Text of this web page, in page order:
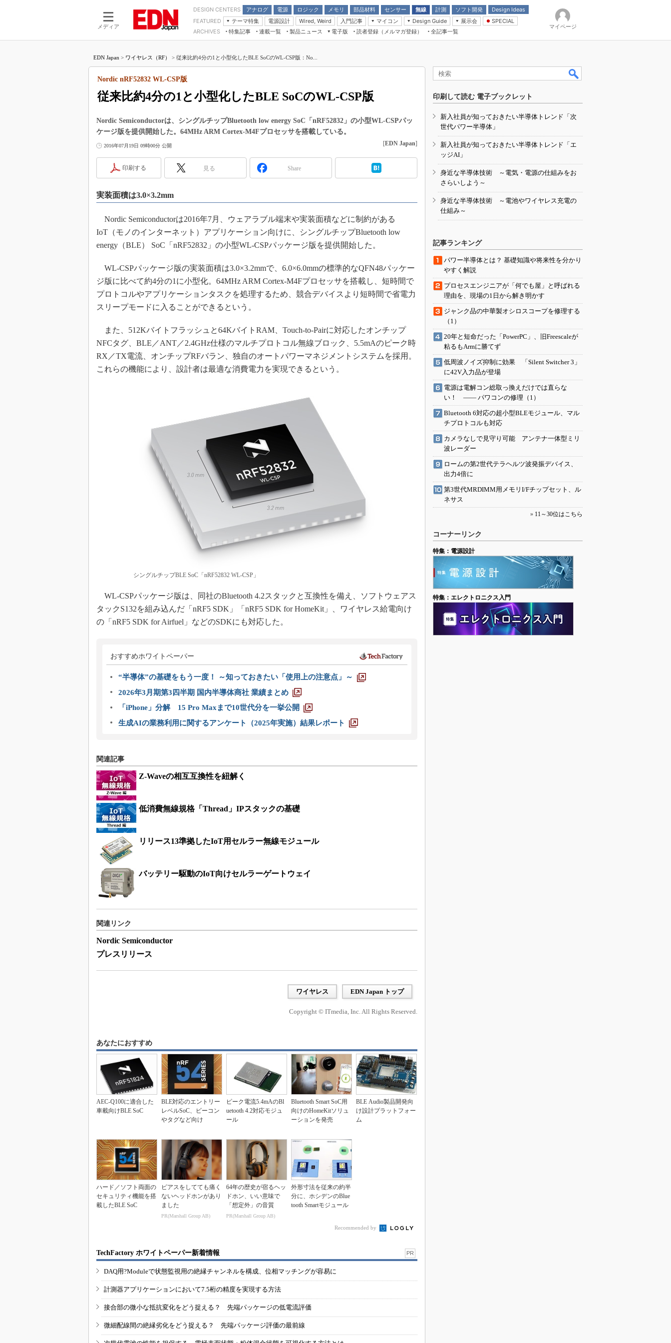
メディア
DESIGN CENTERS アナログ
電源
モーター
ロジック
LSI
メモリ
部品材料
受動部品
センサー 無線 計測 ソフト開発
Design Ideas
アナログ機能回路
計測とテスト
FEATURED
テーマ特集
つながるクルマ
エレクトロニクス入門
医療エレ（EE Times Japan）
製品解剖（EE Times Japan）
電源設計 Wired, Weird
入門記事
モーター入門
マイコン
マイコン講座
Design Guide
計測機器
展示会
CEATEC
組込み/エッジコンピューティング展
人とくるま展
SPECIAL
Microchip情報
ARCHIVES 特集記事
連載一覧
マイクロプロセッサ懐古録
中堅技術者に贈る電子部品“徹底”活
用講座
たった2つの式で始めるDC/DCコン
バーターの設計
DC-DCコンバーター活用講座
Wired, Weird
マイコン講座
Q&Aで学ぶマイコン講座
記録計／データロガーの基礎知識
ズ編
めざせ高効率！ モーター駆動入門講
座
「SPICEの仕組みとその活用設計」
最新記事一覧
計測器メーカーから見た5G
USB Type-Cの登場で評価試験はど
IoT時代の無線規格を知る【Thread
編】
IoT時代の無線規格を知る【Z-Wave
編】
製品ニュース
電子版
電子ブックレット
読者登録（メルマガ登録） 全記事一覧
マイページ
EDN Japan > ワイヤレス（RF） > 従来比約4分の1と小型化したBLE SoCのWL-CSP版：No...
従来比約4分の1と小型化したBLE SoCのWL-CSP版
Nordic nRF52832 WL-CSP版
Nordic Semiconductorは、シングルチップBluetooth low energy SoC「nRF52832」の小型WL-CSPパッ
ケージ版を提供開始した。64MHz ARM Cortex-M4Fプロセッサを搭載している。
2016年07月19日 09時00分 公開 [EDN Japan]
印刷する 見る Share
実装面積は3.0×3.2mm
Nordic Semiconductorは2016年7月、ウェアラブル端末や実装面積などに制約がある
IoT（モノのインターネット）アプリケーション向けに、シングルチップBluetooth low
energy（BLE） SoC「nRF52832」の小型WL-CSPパッケージ版を提供開始した。
WL-CSPパッケージ版の実装面積は3.0×3.2mmで、6.0×6.0mmの標準的なQFN48パッケー
ジ版に比べて約4分の1に小型化。64MHz ARM Cortex-M4Fプロセッサを搭載し、短時間で
プロトコルやアプリケーションタスクを処理するため、競合デバイスより短時間で省電力
スリープモードに入ることができるという。
また、512Kバイトフラッシュと64KバイトRAM、Touch-to-Pairに対応したオンチップ
NFCタグ、BLE／ANT／2.4GHz仕様のマルチプロトコル無線ブロック、5.5mAのピーク時
RX／TX電流、オンチップRFバラン、独自のオートパワーマネジメントシステムを採用。
これらの機能により、設計者は最適な消費電力を実現できるという。
シングルチップBLE SoC「nRF52832 WL-CSP」
WL-CSPパッケージ版は、同社のBluetooth 4.2スタックと互換性を備え、ソフトウェアス
タックS132を組み込んだ「nRF5 SDK」「nRF5 SDK for HomeKit」、ワイヤレス給電向け
の「nRF5 SDK for Airfuel」などのSDKにも対応した。
おすすめホワイトペーパー
“半導体”の基礎をもう一度！ ～知っておきたい「使用上の注意点」～
2026年3月期第3四半期 国内半導体商社 業績まとめ
「iPhone」分解 15 Pro Maxまで10世代分を一挙公開
生成AIの業務利用に関するアンケート（2025年実施）結果レポート
関連記事
Z-Waveの相互互換性を紐解く
低消費無線規格「Thread」IPスタックの基礎
リリース13準拠したIoT用セルラー無線モジュール
バッテリー駆動のIoT向けセルラーゲートウェイ
関連リンク
Nordic Semiconductor
プレスリリース
ワイヤレス EDN Japan トップ
Copyright © ITmedia, Inc. All Rights Reserved.
あなたにおすすめ
AEC-Q100に適合した
車載向けBLE SoC
BLE対応のエントリー
レベルSoC、ビーコン
やタグなど向け
ピーク電流5.4mAのBl
uetooth 4.2対応モジュ
ール
Bluetooth Smart SoC用
向けのHomeKitソリュ
ーションを発売
BLE Audio製品開発向
け設計プラットフォー
ム
ハード／ソフト両面の
セキュリティ機能を搭
載したBLE SoC
ピアスをしてても痛く
ないヘッドホンがあり
ました
PR(Marshall Group AB)
64年の歴史が宿るヘッ
ドホン、いい意味で
「想定外」の音質
PR(Marshall Group AB)
外形寸法を従来の約半
分に、ホシデンのBlue
tooth Smartモジュール
Recommended by
TechFactory ホワイトペーパー新着情報 PR
DAQ用?Moduleで状態監視用の絶縁チャンネルを構成、位相マッチングが容易に
計測器アプリケーションにおいて7.5桁の精度を実現する方法
接合部の微小な抵抗変化をどう捉える？ 先端パッケージの低電流評価
微細配線間の絶縁劣化をどう捉える？ 先端パッケージ評価の最前線
印刷して読む 電子ブックレット
新入社員が知っておきたい半導体トレンド「次
世代パワー半導体」
新入社員が知っておきたい半導体トレンド「エ
ッジAI」
身近な半導体技術 ～電気・電源の仕組みをお
さらいしよう～
身近な半導体技術 ～電池やワイヤレス充電の
仕組み～
記事ランキング
パワー半導体とは？ 基礎知識や将来性を分かり
やすく解説
プロセスエンジニアが「何でも屋」と呼ばれる
理由を、現場の1日から解き明かす
ジャンク品の中華製オシロスコープを修理する
（1）
20年と短命だった「PowerPC」、旧Freescaleが
粘るもArmに勝てず
低周波ノイズ抑制に効果 「Silent Switcher 3」
に42V入力品が登場
電源は電解コン総取っ換えだけでは直らな
い！ ―― パワコンの修理（1）
Bluetooth 6対応の超小型BLEモジュール、マル
チプロトコルも対応
カメラなしで見守り可能 アンテナ一体型ミリ
波レーダー
ロームの第2世代テラヘルツ波発振デバイス、
出力4倍に
第3世代MRDIMM用メモリI/Fチップセット、ル
ネサス
» 11～30位はこちら
コーナーリンク
特集：電源設計
特集：エレクトロニクス入門